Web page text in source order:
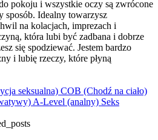
pokoju i wszystkie oczy są zwrócone
sposób. Idealny towarzysz
na kolacjach, imprezach i
która lubi być zadbana i dobrze
się spodziewać. Jestem bardzo
i lubię rzeczy, które płyną
seksualna) COB (Chodź na ciało)
A-Level (analny) Seks